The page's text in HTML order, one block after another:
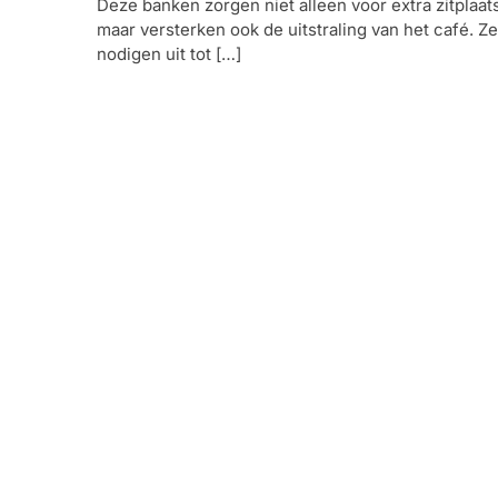
Deze banken zorgen niet alleen voor extra
maar versterken ook de uitstraling van het café. Ze
nodigen uit tot […]